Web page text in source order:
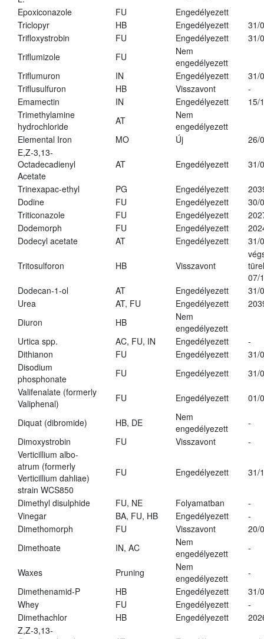
Epoxiconazole
FU
Engedélyezett
Triclopyr
HB Engedélyezett
31/
Trifloxystrobin
FU Engedélyezett
31/
Triflumizole
FU
Nem
engedélyezett
Triflumuron
IN Engedélyezett
31/
Triflusulfuron
HB Visszavont
-
Emamectin
IN Engedélyezett
15/
Trimethylamine
hydrochloride
AT
Nem
engedélyezett
Elemental Iron
MO Új
26/
E,Z-3,13-
Octadecadienyl
Acetate
AT Engedélyezett 31/
Trinexapac-ethyl PG Engedélyezett
Dodine
FU Engedélyezett
30/
Triticonazole
FU Engedélyezett
Dodemorph
FU Engedélyezett
Dodecyl acetate
AT Engedélyezett 31/
Tritosulforon HB Visszavont
07/
Dodecan-1-ol
AT Engedélyezett
31/
Urea
AT, FU Engedélyezett
Diuron
HB
Nem
engedélyezett
Urtica spp.
AC, FU, IN Engedélyezett
-
Dithianon
FU Engedélyezett
31/
Disodium
phosphonate
FU Engedélyezett
31/
Valifenalate (formerly
Valiphenal)
FU Engedélyezett 01/
Diquat (dibromide) HB, DE
Nem
engedélyezett
-
Dimoxystrobin
FU Visszavont
-
Verticillium albo-
atrum (formerly
Verticillium dahliae)
strain WCS850
FU Engedélyezett 31/
Dimethyl disulphide FU, NE Folyamatban
-
Vinegar
BA, FU, HB Engedélyezett
-
Dimethomorph
FU Visszavont
20/
Dimethoate
IN, AC
Nem
engedélyezett
-
Waxes Pruning
Nem
engedélyezett
-
Dimethenamid-P
HB Engedélyezett
31/
Whey
FU Engedélyezett
-
Dimethachlor
HB Engedélyezett
Z,Z-3,13-